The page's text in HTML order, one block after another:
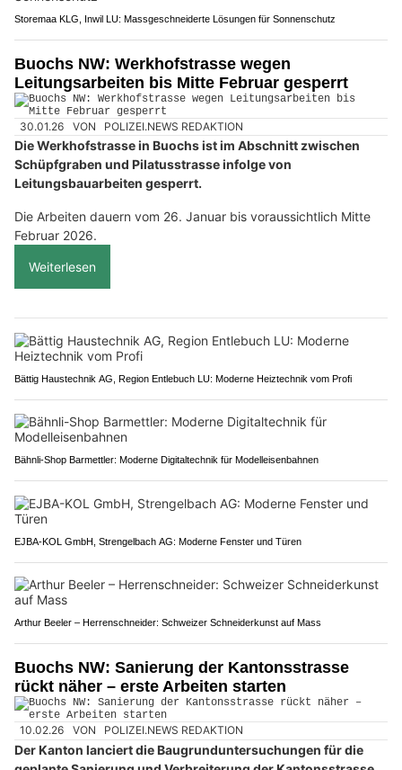
Storemaa KLG, Inwil LU: Massgeschneiderte Lösungen für Sonnenschutz
Buochs NW: Werkhofstrasse wegen
Leitungsarbeiten bis Mitte Februar gesperrt
30.01.26 VON POLIZEI.NEWS REDAKTION
Die Werkhofstrasse in Buochs ist im Abschnitt zwischen
Schüpfgraben und Pilatusstrasse infolge von
Leitungsbauarbeiten gesperrt.
Die Arbeiten dauern vom 26. Januar bis voraussichtlich Mitte
Februar 2026.
Weiterlesen
Bättig Haustechnik AG, Region Entlebuch LU: Moderne Heiztechnik vom Profi
Bähnli-Shop Barmettler: Moderne Digitaltechnik für Modelleisenbahnen
EJBA-KOL GmbH, Strengelbach AG: Moderne Fenster und Türen
Arthur Beeler – Herrenschneider: Schweizer Schneiderkunst auf Mass
Buochs NW: Sanierung der Kantonsstrasse
rückt näher – erste Arbeiten starten
10.02.26 VON POLIZEI.NEWS REDAKTION
Der Kanton lanciert die Baugrunduntersuchungen für die